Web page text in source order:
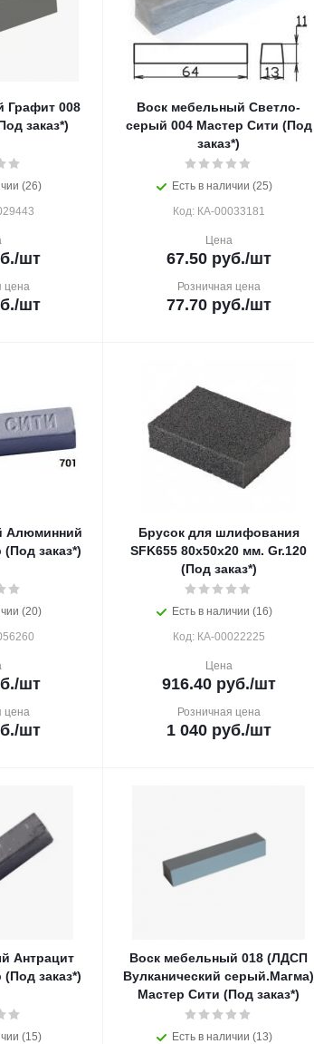
Графит 008
заказ*)
(26)
/шт
цена
/шт
Воск мебельный Светло-
серый 004 Мастер Сити (Под
заказ*)
Есть в наличии (25)
Код: КА-00033181
Цена
67.50руб./шт
Розничная цена
77.70руб./шт
Алюминний
заказ*)
(20)
/шт
цена
/шт
Брусок для шлифования
SFK655 80х50х20 мм. Gr.120
(Под заказ*)
Есть в наличии (16)
Код: КА-00022225
Цена
916.40руб./шт
Розничная цена
1 040руб./шт
Антрацит
заказ*)
(15)
Воск мебельный 018 (ЛДСП
Вулканический серый.Магма)
Мастер Сити (Под заказ*)
Есть в наличии (13)